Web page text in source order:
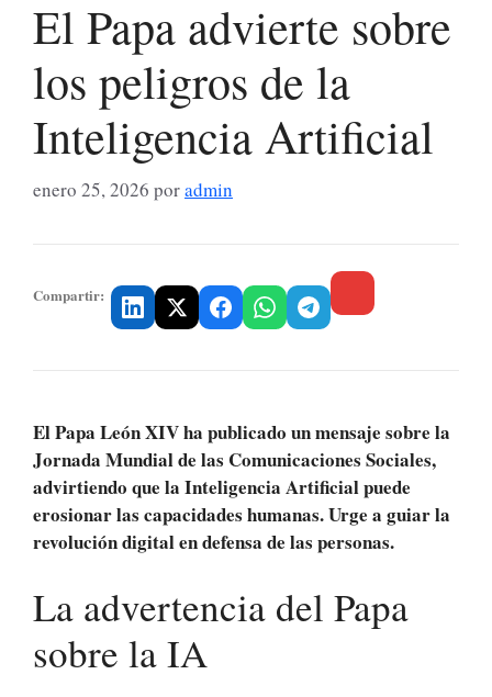
El Papa advierte sobre
los peligros de la
Inteligencia Artificial
enero 25, 2026 poradmin
Compartir:
El Papa León XIV ha publicado un mensaje sobre la
Jornada Mundial de las Comunicaciones Sociales,
advirtiendo que la Inteligencia Artificial puede
erosionar las capacidades humanas. Urge a guiar la
revolución digital en defensa de las personas.
La advertencia del Papa
sobre la IA